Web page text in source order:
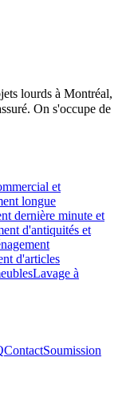
lourds à Montréal,
On s'occupe de
et
longue
dernière minute et
d'antiquités et
d'articles
Lavage à
ContactSoumission